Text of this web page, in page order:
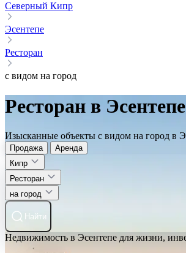
Северный Кипр
Эсентепе
Ресторан
с видом на город
Ресторан в
Изысканные объекты с видом на город в
Продажа
Аренда
Кипр
Ресторан
на город
Найти
Недвижимость в Эсентепе для жизни,